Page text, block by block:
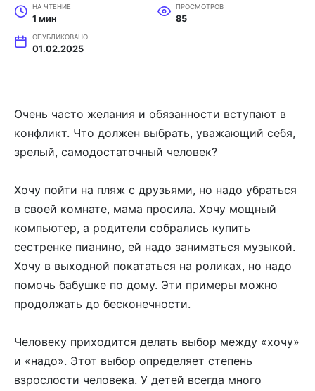
НА ЧТЕНИЕ
1 мин
ПРОСМОТРОВ
85
ОПУБЛИКОВАНО
01.02.2025
Очень часто желания и обязанности вступают в
конфликт. Что должен выбрать, уважающий себя,
зрелый, самодостаточный человек?
Хочу пойти на пляж с друзьями, но надо убраться
в своей комнате, мама просила. Хочу мощный
компьютер, а родители собрались купить
сестренке пианино, ей надо заниматься музыкой.
Хочу в выходной покататься на роликах, но надо
помочь бабушке по дому. Эти примеры можно
продолжать до бесконечности.
Человеку приходится делать выбор между «хочу»
и «надо». Этот выбор определяет степень
взрослости человека. У детей всегда много